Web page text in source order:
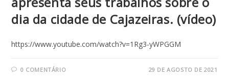
dia da cidade de Cajazeiras. (vídeo)
https://www.youtube.com/watch?v=1Rg3-yWPGGM
0 COMENTÁRIO 29 DE AGOSTO DE 2021